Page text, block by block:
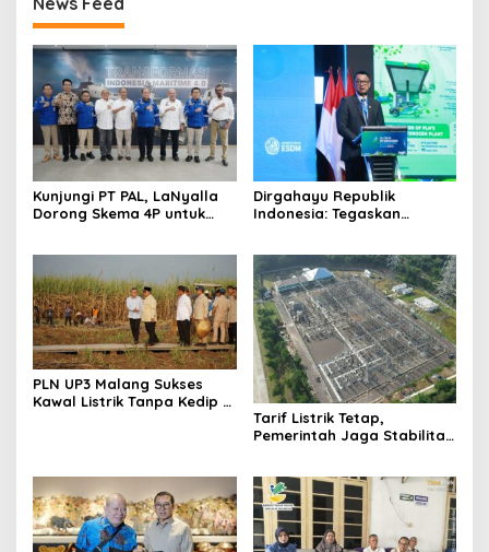
Kunjungi PT PAL, LaNyalla
Dorong Skema 4P untuk
Dirgahayu Republik
Indonesia: Tegaskan
Nasional
PLN UP3 Malang Sukses
Kawal Listrik Tanpa Kedip di
Tarif Listrik Tetap,
Pemerintah Jaga Stabilitas